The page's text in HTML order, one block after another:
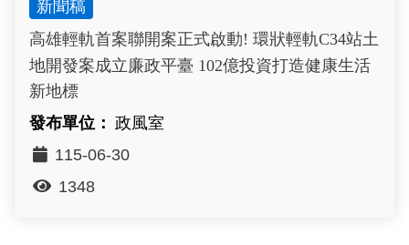
新聞稿
高雄輕軌首案聯開案正式啟動! 環狀輕軌C34站土
地開發案成立廉政平臺 102億投資打造健康生活
新地標
政風室
115-06-30
1348